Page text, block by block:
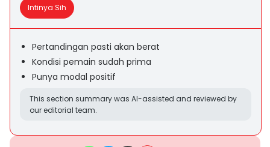
Intinya Sih
Pertandingan pasti akan berat
Kondisi pemain sudah prima
Punya modal positif
This section summary was AI-assisted and reviewed by
our editorial team.